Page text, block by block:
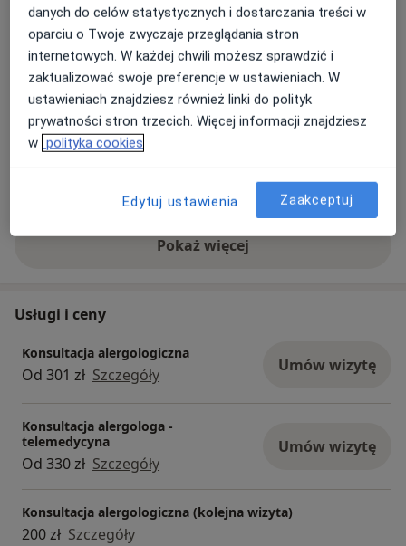
więcejO mnie
Zakres porad
Alergologia
Pacjenci których przyjmuję
Dorośli (Tylko pod niektórymi adresami)
Zobacz lokalizacje (2)
Pokaż więcejo doświadczeniu
Usługi i ceny
Konsultacja alergologiczna
Od 301 zł Szczegóły Umów wizytę
Konsultacja alergologa -
telemedycyna
Od 330 zł Szczegóły
Umów wizytę
Konsultacja alergologiczna (kolejna wizyta)
200 zł Szczegóły
danych do celów statystycznych i dostarczania treści w
oparciu o Twoje zwyczaje przeglądania stron
internetowych. W każdej chwili możesz sprawdzić i
zaktualizować swoje preferencje w ustawieniach. W
ustawieniach znajdziesz również linki do polityk
prywatności stron trzecich. Więcej informacji znajdziesz
w polityka cookies
Edytuj ustawienia Zaakceptuj